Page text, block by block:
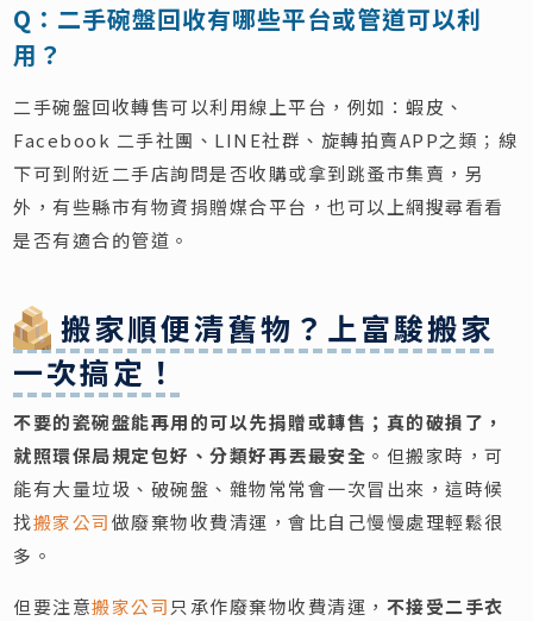
Q：二手碗盤回收有哪些平台或管道可以利
用？
二手碗盤回收轉售可以利用線上平台，例如：蝦皮、
Facebook 二手社團、LINE社群、旋轉拍賣APP之類；線
下可到附近二手店詢問是否收購或拿到跳蚤市集賣，另
外，有些縣市有物資捐贈媒合平台，也可以上網搜尋看看
是否有適合的管道。
搬家順便清舊物？上富駿搬家
一次搞定！
不要的瓷碗盤能再用的可以先捐贈或轉售；真的破損了，
就照環保局規定包好、分類好再丟最安全 。但搬家時，可
能有大量垃圾、破碗盤、雜物常常會一次冒出來，這時候
找搬家公司做廢棄物收費清運，會比自己慢慢處理輕鬆很
多。
但要注意搬家公司只承作廢棄物收費清運， 不接受二手衣